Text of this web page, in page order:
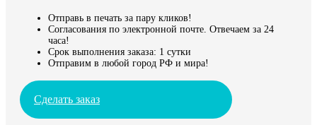
Отправь в печать за пару кликов!
Согласования по электронной почте. Отвечаем за 24
часа!
Срок выполнения заказа: 1 сутки
Отправим в любой город РФ и мира!
Сделать заказ